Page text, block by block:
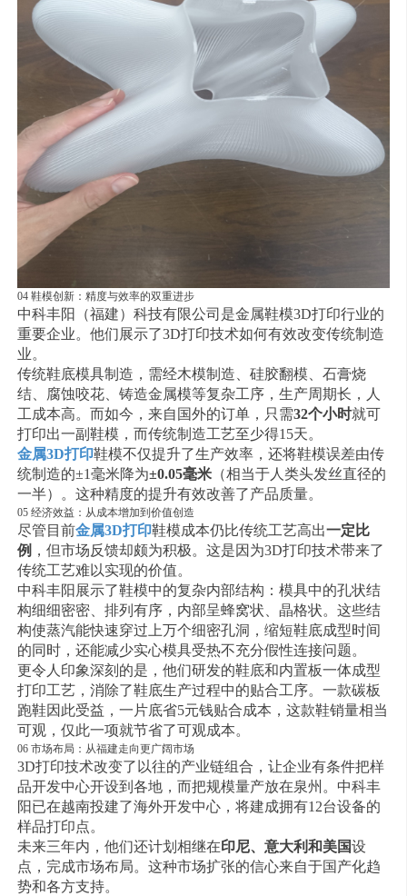
04 鞋模创新：精度与效率的双重进步
中科丰阳（福建）科技有限公司是金属鞋模3D打印行业的
重要企业。他们展示了3D打印技术如何有效改变传统制造
业。
传统鞋底模具制造，需经木模制造、硅胶翻模、石膏烧
结、腐蚀咬花、铸造金属模等复杂工序，生产周期长，人
工成本高。而如今，来自国外的订单，只需32个小时就可
打印出一副鞋模，而传统制造工艺至少得15天。
金属3D打印鞋模不仅提升了生产效率，还将鞋模误差由传
统制造的±1毫米降为±0.05毫米 （相当于人类头发丝直径的
一半）。这种精度的提升有效改善了产品质量。
05 经济效益：从成本增加到价值创造
尽管目前金属3D打印鞋模成本仍比传统工艺高出一定比
例 ，但市场反馈却颇为积极。这是因为3D打印技术带来了
传统工艺难以实现的价值。
中科丰阳展示了鞋模中的复杂内部结构：模具中的孔状结
构细细密密、排列有序，内部呈蜂窝状、晶格状。这些结
构使蒸汽能快速穿过上万个细密孔洞，缩短鞋底成型时间
的同时，还能减少实心模具受热不充分假性连接问题。
更令人印象深刻的是，他们研发的鞋底和内置板一体成型
打印工艺，消除了鞋底生产过程中的贴合工序。一款碳板
跑鞋因此受益，一片底省5元钱贴合成本，这款鞋销量相当
可观，仅此一项就节省了可观成本。
06 市场布局：从福建走向更广阔市场
3D打印技术改变了以往的产业链组合，让企业有条件把样
品开发中心开设到各地，而把规模量产放在泉州。中科丰
阳已在越南投建了海外开发中心，将建成拥有12台设备的
样品打印点。
未来三年内，他们还计划相继在 印尼、意大利和美国设
点，完成市场布局。这种市场扩张的信心来自于国产化趋
势和各方支持。